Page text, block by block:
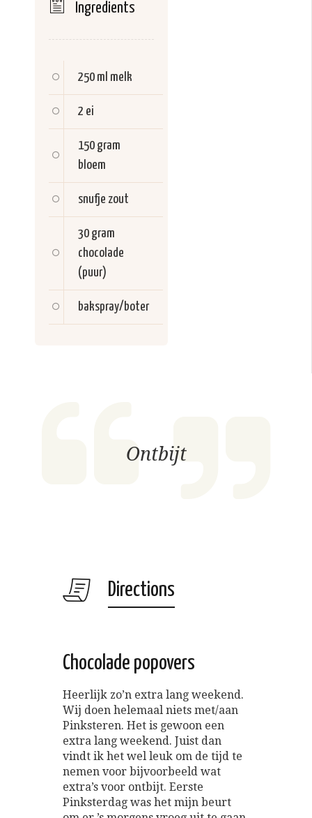
Ingredients
250 ml melk
2 ei
150 gram
bloem
snufje zout
30 gram
chocolade
(puur)
bakspray/boter
Ontbijt
Directions
Chocolade popovers
Heerlijk zo’n extra lang weekend.
Wij doen helemaal niets met/aan
Pinksteren. Het is gewoon een
extra lang weekend. Juist dan
vindt ik het wel leuk om de tijd te
nemen voor bijvoorbeeld wat
extra’s voor ontbijt. Eerste
Pinksterdag was het mijn beurt